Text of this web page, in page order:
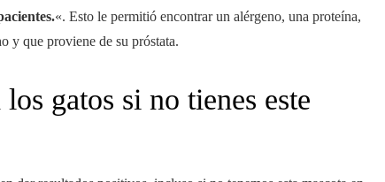
«. Esto le permitió encontrar un alérgeno, una proteína,
y que proviene de su próstata.
gatos si no tienes este